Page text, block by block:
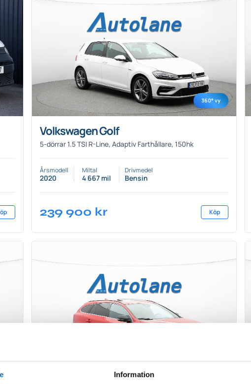
Information
360° vy
Volkswagen Golf
5-dörrar 1.5 TSI R-Line, Adaptiv Farthållare, 150hk
Årsmodell
2020
Miltal
4 667 mil
Drivmedel
Bensin
239 900 kr Köp
vy 360° vy